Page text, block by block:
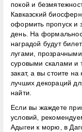
покой и
Кавказский
оформить пропуск и
день. На
наградой будут
лугами,
суровыми скалами и
закат, а вы стоите
лучших декораций
найти.
Если вы жаждете
условий,
Адыгеи к морю, в